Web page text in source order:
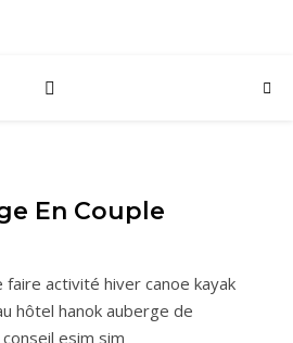
En Couple